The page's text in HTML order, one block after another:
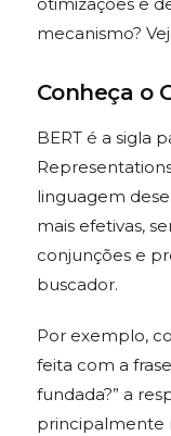
otimizações e
mecanismo?
Conheça o
BERT é a sigla
linguagem
mais efetivas,
conjunções e
buscador.
Por exemplo,
feita com a
fundada?” a
principalmente